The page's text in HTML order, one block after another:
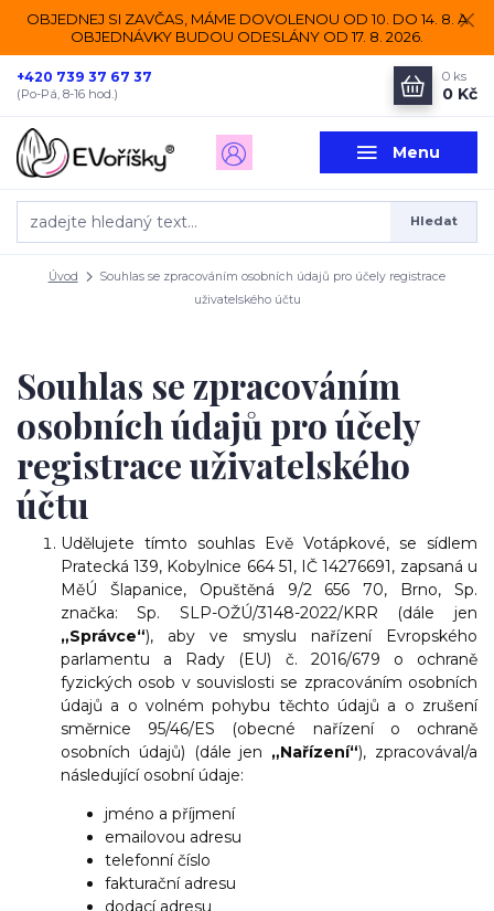
OBJEDNEJ SI ZAVČAS, MÁME DOVOLENOU OD 10. DO 14. 8. A
OBJEDNÁVKY BUDOU ODESLÁNY OD 17. 8. 2026.
Menu
Hledat
+420 739 37 67 37
(Po-Pá, 8-16 hod.)
0 ks
0 Kč
Úvod
Souhlas se zpracováním osobních údajů pro účely registrace
uživatelského účtu
Souhlas se zpracováním
osobních údajů pro účely
registrace uživatelského
účtu
Udělujete tímto souhlas Evě Votápkové, se sídlem
Pratecká 139, Kobylnice 664 51, IČ 14276691, zapsaná u
MěÚ Šlapanice, Opuštěná 9/2 656 70, Brno, Sp.
značka: Sp. SLP-OŽÚ/3148-2022/KRR (dále jen
„Správce“), aby ve smyslu nařízení Evropského
parlamentu a Rady (EU) č. 2016/679 o ochraně
fyzických osob v souvislosti se zpracováním osobních
údajů a o volném pohybu těchto údajů a o zrušení
směrnice 95/46/ES (obecné nařízení o ochraně
osobních údajů) (dále jen „Nařízení“), zpracovával/a
následující osobní údaje:
jméno a příjmení
emailovou adresu
telefonní číslo
fakturační adresu
dodací adresu